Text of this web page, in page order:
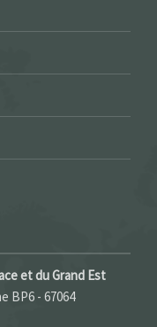
et du Grand Est
BP6 - 67064